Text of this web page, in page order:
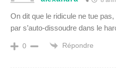
On dit que le ridicule ne tue
par s’auto-dissoudre dans le
0 Répondre